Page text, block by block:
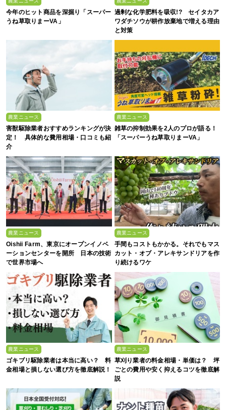
今年のヒット商品を深掘り「スーパー
うね草取りまーVA」
過剰な化学肥料を吸収!? セイタカア
ワダチソウが耕作放棄地で増える理由
と対策
農業ニュース
害獣駆除業者おすすめランキングが決
定！ 具体的な費用相場・口コミも紹
介
農業ニュース
雑草の抑制効果を2人のプロが語る！
「スーパーうね草取りまーVA」
農業ニュース
Oishii Farm、東京にオープンイノベ
ーションセンターを開所 日本の技術
で世界市場へ
農業ニュース
手間もコストもかかる。それでもマス
カット・オブ・アレキサンドリアを作
り続けるワケ
農業ニュース
ゴキブリ駆除業者は本当に高い？ 料
金相場と損しない選び方を徹底解説！
農業ニュース
草刈り業者の料金相場・単価は？ 坪
ごとの費用や安く抑えるコツを徹底解
説